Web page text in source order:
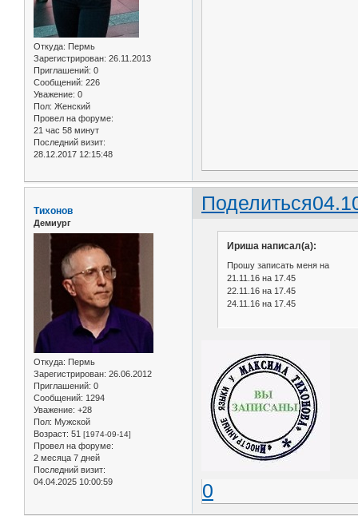
Откуда: Пермь
Зарегистрирован: 26.11.2013
Приглашений: 0
Сообщений: 226
Уважение: 0
Пол: Женский
Провел на форуме:
21 час 58 минут
Последний визит:
28.12.2017 12:15:48
Поделиться
Тихонов
Демиург
Откуда: Пермь
Зарегистрирован: 26.06.2012
Приглашений: 0
Сообщений: 1294
Уважение: +28
Пол: Мужской
Возраст: 51 [1974-09-14]
Провел на форуме:
2 месяца 7 дней
Последний визит:
04.04.2025 10:00:59
Ириша написал(а):
Прошу записать меня на
21.11.16 на 17.45
22.11.16 на 17.45
24.11.16 на 17.45
0